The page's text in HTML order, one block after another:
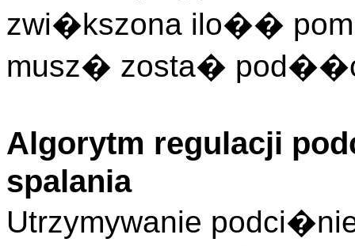
zwi�kszona ilo��
musz� zosta�
Algorytm regulacji
spalania
Utrzymywanie